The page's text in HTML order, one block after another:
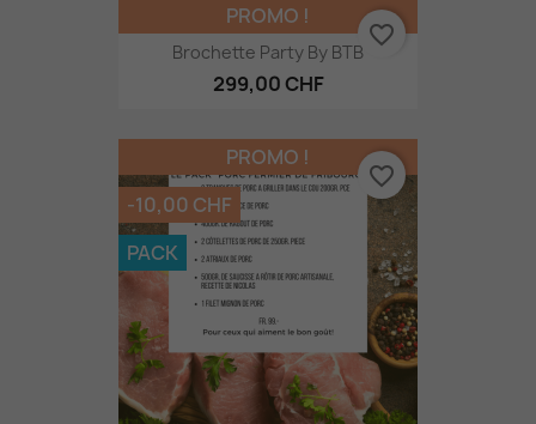
Brochette Party By BTB
299,00 CHF
PROMO !
favorite_border
PROMO !
-10,00 CHF
PACK
favorite_border